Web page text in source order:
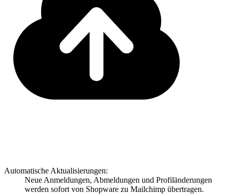
Automatische Aktualisierungen:
Neue Anmeldungen, Abmeldungen und Profiländerungen
werden sofort von Shopware zu Mailchimp übertragen.